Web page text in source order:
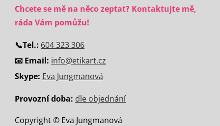
Chcete se mě na něco zeptat? Kontaktujte mě,
ráda Vám pomůžu!
📞Tel.: 604 323 306
📧 Email: info@etikart.cz
Skype: Eva Jungmanová
Provozní doba: dle objednání
Copyright © Eva Jungmanová